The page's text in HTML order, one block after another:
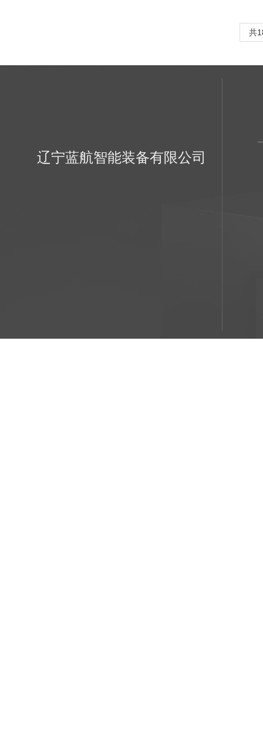
共
辽宁蓝航智能装备有限公司